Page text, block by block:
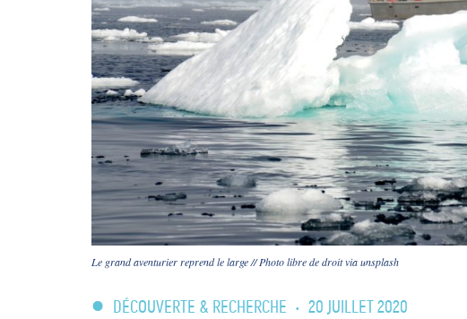
Le grand aventurier reprend le large // Photo libre de droit via unsplash
DÉCOUVERTE & RECHERCHE • 20 JUILLET 2020